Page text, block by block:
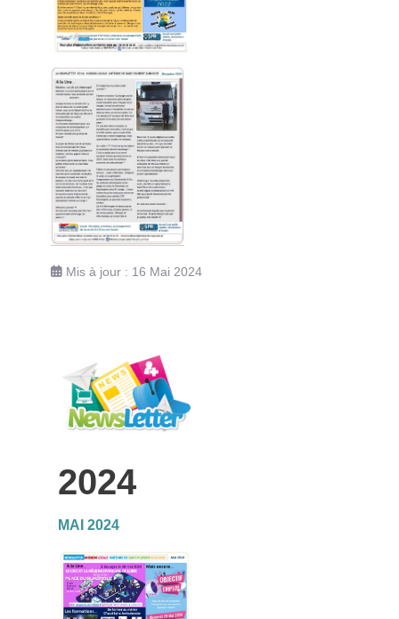
Mis à jour : 16 Mai 2024
2024
MAI 2024